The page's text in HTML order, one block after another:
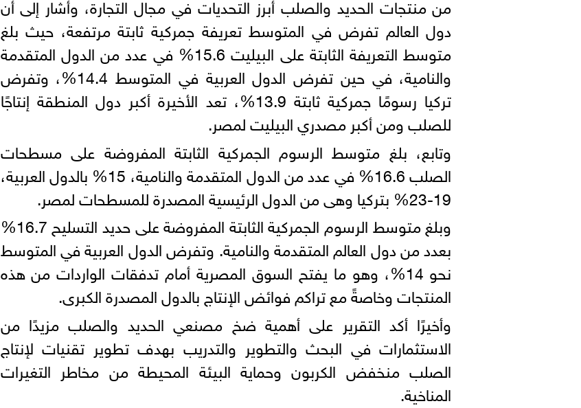
دول العالم تفرض في المتوسط تعريفة جمركية ثابتة مرتفعة، حيث بلغ
متوسط التعريفة الثابتة على البيليت 15.6% في عدد من الدول المتقدمة
والنامية، في حين تفرض الدول العربية في المتوسط 14.4%، وتفرض
تركيا رسومًا جمركية ثابتة 13.9%، تعد الأخيرة أكبر دول المنطقة إنتاجًا
للصلب ومن أكبر مصدري البيليت لمصر.
وتابع، بلغ متوسط الرسوم الجمركية الثابتة المفروضة على مسطحات
الصلب 16.6% في عدد من الدول المتقدمة والنامية، 15% بالدول العربية،
19-23% بتركيا وهى من الدول الرئيسية المصدرة للمسطحات لمصر.
وبلغ متوسط الرسوم الجمركية الثابتة المفروضة على حديد التسليح 16.7%
بعدد من دول العالم المتقدمة والنامية. وتفرض الدول العربية في المتوسط
نحو 14%، وهو ما يفتح السوق المصرية أمام تدفقات الواردات من هذه
المنتجات وخاصةً مع تراكم فوائض الإنتاج بالدول المصدرة الكبرى.
وأخيرًا أكد التقرير على أهمية ضخ مصنعي الحديد والصلب مزيدًا من
الاستثمارات في البحث والتطوير والتدريب بهدف تطوير تقنيات لإنتاج
الصلب منخفض الكربون وحماية البيئة المحيطة من مخاطر التغيرات
المناخية.